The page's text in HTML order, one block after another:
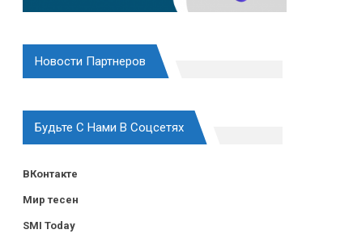
Новости Партнеров
Будьте С Нами В Соцсетях
ВКонтакте
Мир тесен
SMI Today